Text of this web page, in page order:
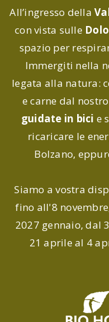
All’ingresso della
con vista sulle
spazio per
Immergiti nella
legata alla natura:
e carne dal
guidate in bici e
ricaricare le
Bolzano,
Siamo a vostra
fino all'8
2027 gennaio, dal
21 aprile al 4